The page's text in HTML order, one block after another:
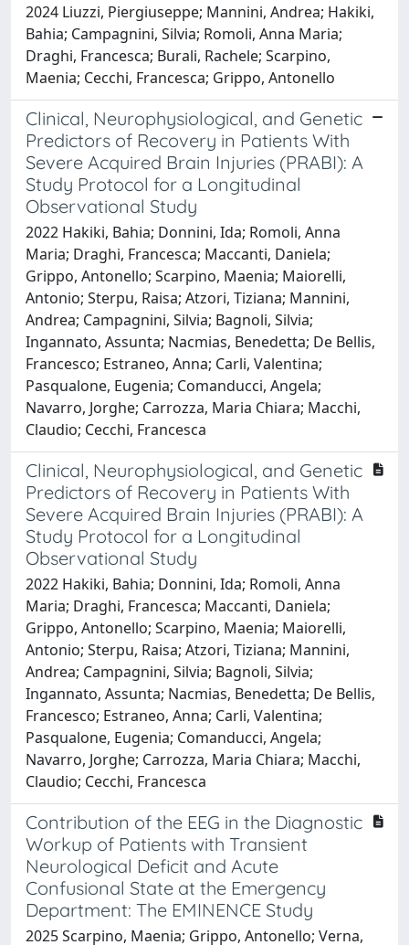
2024 Liuzzi, Piergiuseppe; Mannini, Andrea; Hakiki,
Bahia; Campagnini, Silvia; Romoli, Anna Maria;
Draghi, Francesca; Burali, Rachele; Scarpino,
Maenia; Cecchi, Francesca; Grippo, Antonello
Clinical, Neurophysiological, and Genetic
Predictors of Recovery in Patients With
Severe Acquired Brain Injuries (PRABI): A
Study Protocol for a Longitudinal
Observational Study
2022 Hakiki, Bahia; Donnini, Ida; Romoli, Anna
Maria; Draghi, Francesca; Maccanti, Daniela;
Grippo, Antonello; Scarpino, Maenia; Maiorelli,
Antonio; Sterpu, Raisa; Atzori, Tiziana; Mannini,
Andrea; Campagnini, Silvia; Bagnoli, Silvia;
Ingannato, Assunta; Nacmias, Benedetta; De Bellis,
Francesco; Estraneo, Anna; Carli, Valentina;
Pasqualone, Eugenia; Comanducci, Angela;
Navarro, Jorghe; Carrozza, Maria Chiara; Macchi,
Claudio; Cecchi, Francesca
Clinical, Neurophysiological, and Genetic
Predictors of Recovery in Patients With
Severe Acquired Brain Injuries (PRABI): A
Study Protocol for a Longitudinal
Observational Study
2022 Hakiki, Bahia; Donnini, Ida; Romoli, Anna
Maria; Draghi, Francesca; Maccanti, Daniela;
Grippo, Antonello; Scarpino, Maenia; Maiorelli,
Antonio; Sterpu, Raisa; Atzori, Tiziana; Mannini,
Andrea; Campagnini, Silvia; Bagnoli, Silvia;
Ingannato, Assunta; Nacmias, Benedetta; De Bellis,
Francesco; Estraneo, Anna; Carli, Valentina;
Pasqualone, Eugenia; Comanducci, Angela;
Navarro, Jorghe; Carrozza, Maria Chiara; Macchi,
Claudio; Cecchi, Francesca
Contribution of the EEG in the Diagnostic
Workup of Patients with Transient
Neurological Deficit and Acute
Confusional State at the Emergency
Department: The EMINENCE Study
2025 Scarpino, Maenia; Grippo, Antonello; Verna,